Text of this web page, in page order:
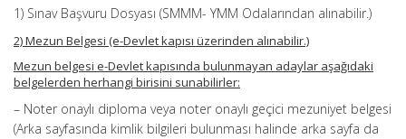
1) Sınav Başvuru Dosyası (SMMM- YMM Odalarından alınabilir.)
2) Mezun Belgesi (e-Devlet kapısı üzerinden alınabilir.)
Mezun belgesi e-Devlet kapısında bulunmayan adaylar aşağıdaki
belgelerden herhangi birisini sunabilirler:
– Noter onaylı diploma veya noter onaylı geçici mezuniyet belgesi
(Arka sayfasında kimlik bilgileri bulunması halinde arka sayfa da